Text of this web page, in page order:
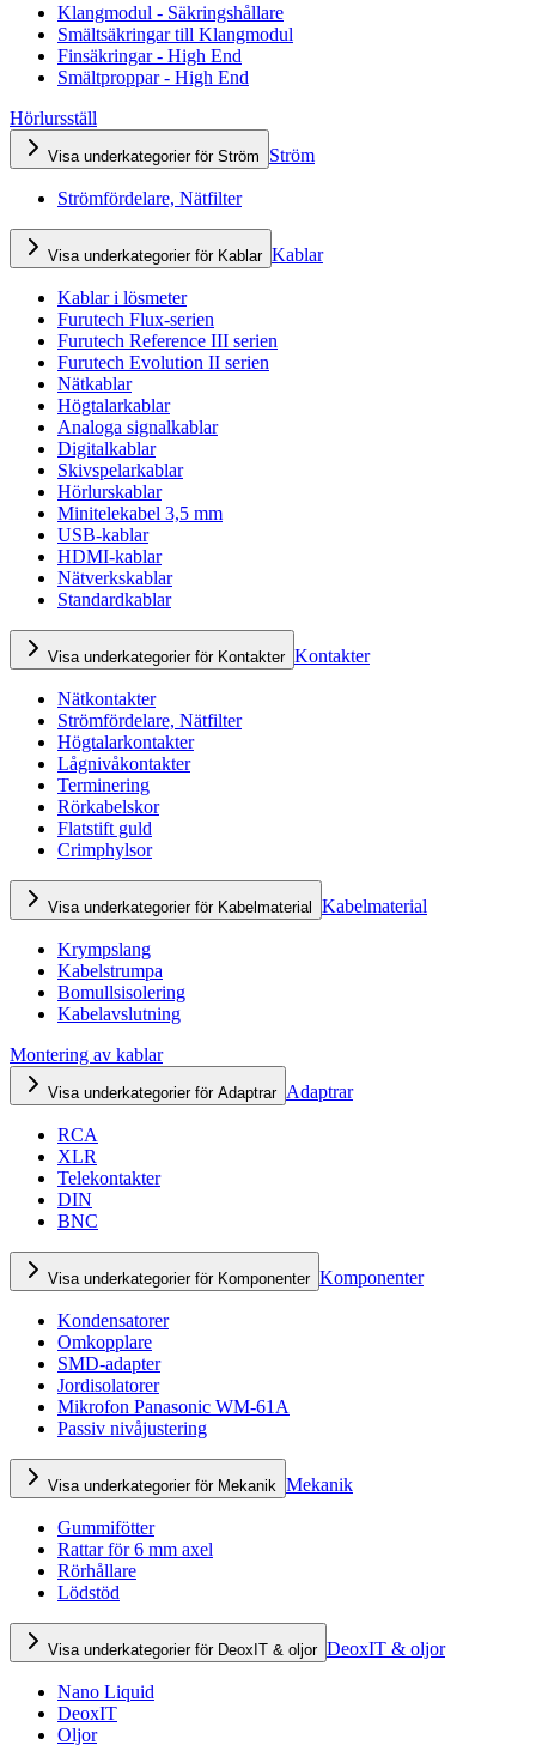
Klangmodul - Säkringshållare
Smältsäkringar till Klangmodul
Finsäkringar - High End
Smältproppar - High End
Hörlursställ
Visa underkategorier för Ström Ström
Strömfördelare, Nätfilter
Visa underkategorier för Kablar Kablar
Kablar i lösmeter
Furutech Flux-serien
Furutech Reference III serien
Furutech Evolution II serien
Nätkablar
Högtalarkablar
Analoga signalkablar
Digitalkablar
Skivspelarkablar
Hörlurskablar
Minitelekabel 3,5 mm
USB-kablar
HDMI-kablar
Nätverkskablar
Standardkablar
Visa underkategorier för Kontakter Kontakter
Nätkontakter
Strömfördelare, Nätfilter
Högtalarkontakter
Lågnivåkontakter
Terminering
Rörkabelskor
Flatstift guld
Crimphylsor
Visa underkategorier för Kabelmaterial Kabelmaterial
Krympslang
Kabelstrumpa
Bomullsisolering
Kabelavslutning
Montering av kablar
Visa underkategorier för Adaptrar Adaptrar
RCA
XLR
Telekontakter
DIN
BNC
Visa underkategorier för Komponenter Komponenter
Kondensatorer
Omkopplare
SMD-adapter
Jordisolatorer
Mikrofon Panasonic WM-61A
Passiv nivåjustering
Visa underkategorier för Mekanik Mekanik
Gummifötter
Rattar för 6 mm axel
Rörhållare
Lödstöd
Visa underkategorier för DeoxIT & oljor DeoxIT & oljor
Nano Liquid
DeoxIT
Oljor